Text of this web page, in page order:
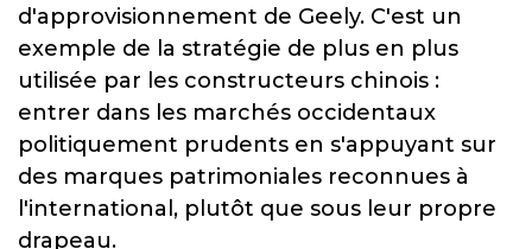
d'approvisionnement de Geely. C'est un
exemple de la stratégie de plus en plus
utilisée par les constructeurs chinois :
entrer dans les marchés occidentaux
politiquement prudents en s'appuyant sur
des marques patrimoniales reconnues à
l'international, plutôt que sous leur propre
drapeau.